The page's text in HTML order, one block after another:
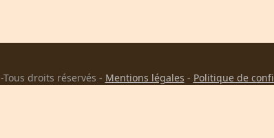
droits réservés - Mentions légales - Politique de